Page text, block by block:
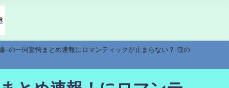
の一同驚愕まとめ速報にロマンティックが止まらない？-僕の